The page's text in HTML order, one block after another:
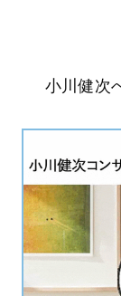
小川健次